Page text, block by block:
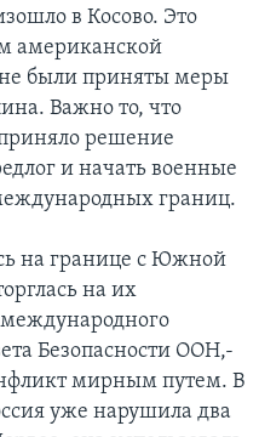
в Косово. Это
американской
были приняты меры
Важно то, что
решение
и начать военные
границ.
на границе с Южной
на их
Безопасности ООН,-
мирным путем. В
уже нарушила два